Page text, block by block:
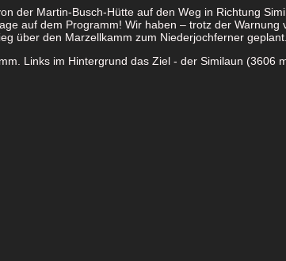
der Martin-Busch-Hütte auf den Weg in Richtung
auf dem Programm! Wir haben – trotz der Warnung
über den Marzellkamm zum Niederjochferner geplant.
Links im Hintergrund das Ziel - der Similaun (3606